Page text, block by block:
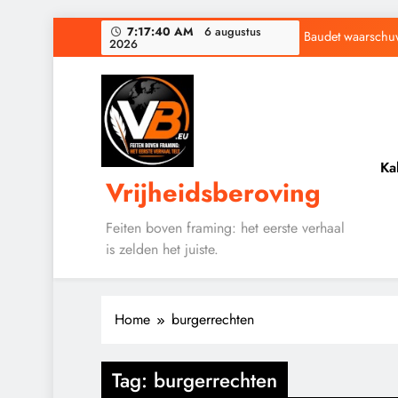
7:17:41 AM 6 augustus 2026
Baudet
Baudet
Waarom
Vrijheidsberoving
Feiten boven framing: het eerste verhaal
is zelden het juiste.
Home burgerrechten
Tag: burgerrechten
CONTROLE
GEOPOLITIEK